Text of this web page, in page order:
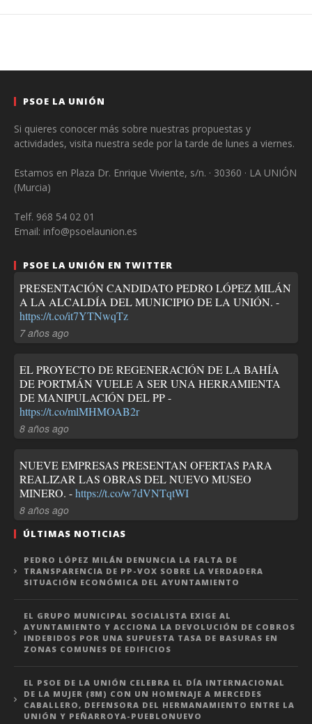
PSOE LA UNIÓN
Si quieres conocer más sobre nuestras propuestas y
actividades, visita nuestra sede por la tarde de lunes a viernes.
Estamos en Plaza Dr. Enrique Viviente, s/n. · 30360 · LA UNIÓN
(Murcia)
Telf. 968 54 02 01
Email: info@psoelaunion.es
PSOE LA UNIÓN EN TWITTER
PRESENTACIÓN CANDIDATO PEDRO LÓPEZ MILÁN
A LA ALCALDÍA DEL MUNICIPIO DE LA UNIÓN. -
https://t.co/it7YTNwqTz
7 años ago
EL PROYECTO DE REGENERACIÓN DE LA BAHÍA
DE PORTMÁN VUELE A SER UNA HERRAMIENTA
DE MANIPULACIÓN DEL PP -
https://t.co/mlMHMOAB2r
8 años ago
NUEVE EMPRESAS PRESENTAN OFERTAS PARA
REALIZAR LAS OBRAS DEL NUEVO MUSEO
MINERO. -https://t.co/w7dVNTqtWI
8 años ago
ÚLTIMAS NOTICIAS
PEDRO LÓPEZ MILÁN DENUNCIA LA FALTA DE
TRANSPARENCIA DE PP-VOX SOBRE LA VERDADERA
SITUACIÓN ECONÓMICA DEL AYUNTAMIENTO
EL GRUPO MUNICIPAL SOCIALISTA EXIGE AL
AYUNTAMIENTO Y ACCIONA LA DEVOLUCIÓN DE COBROS
INDEBIDOS POR UNA SUPUESTA TASA DE BASURAS EN
ZONAS COMUNES DE EDIFICIOS
EL PSOE DE LA UNIÓN CELEBRA EL DÍA INTERNACIONAL
DE LA MUJER (8M) CON UN HOMENAJE A MERCEDES
CABALLERO, DEFENSORA DEL HERMANAMIENTO ENTRE LA
UNIÓN Y PEÑARROYA-PUEBLONUEVO